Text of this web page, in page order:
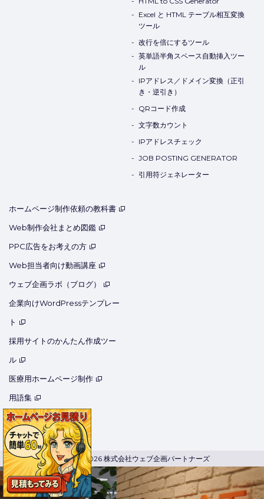
Excel と HTML テーブル相互変換
ツール
改行を倍にするツール
英単語半角スペース自動挿入ツー
ル
IPアドレス／ドメイン変換（正引
き・逆引き）
QRコード作成
文字数カウント
IPアドレスチェック
JOB POSTING GENERATOR
引用符ジェネレーター
ホームページ制作依頼の教科書
Web制作会社まとめ図鑑
PPC広告をお考えの方
Web担当者向け動画講座
ウェブ企画ラボ（ブログ）
企業向けWordPressテンプレー
ト
採用サイトのかんたん作成ツー
ル
医療用ホームページ制作
用語集
コーポレートサイト
© 2020-2026 株式会社ウェブ企画パートナーズ